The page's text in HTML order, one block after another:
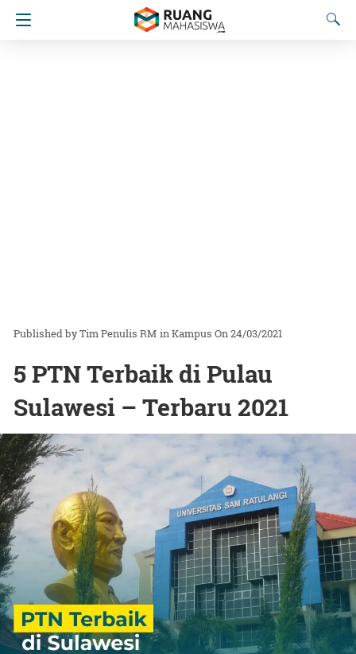
Tim Penulis RM inKampus On 24/03/2021
5 PTN Terbaik di Pulau
Sulawesi – Terbaru 2021